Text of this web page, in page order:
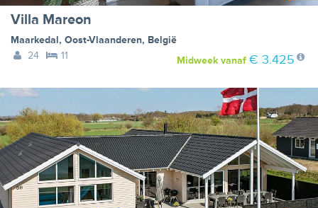
Villa Mareon
Maarkedal, Oost-Vlaanderen, België
24
11 Midweekvanaf € 3.425